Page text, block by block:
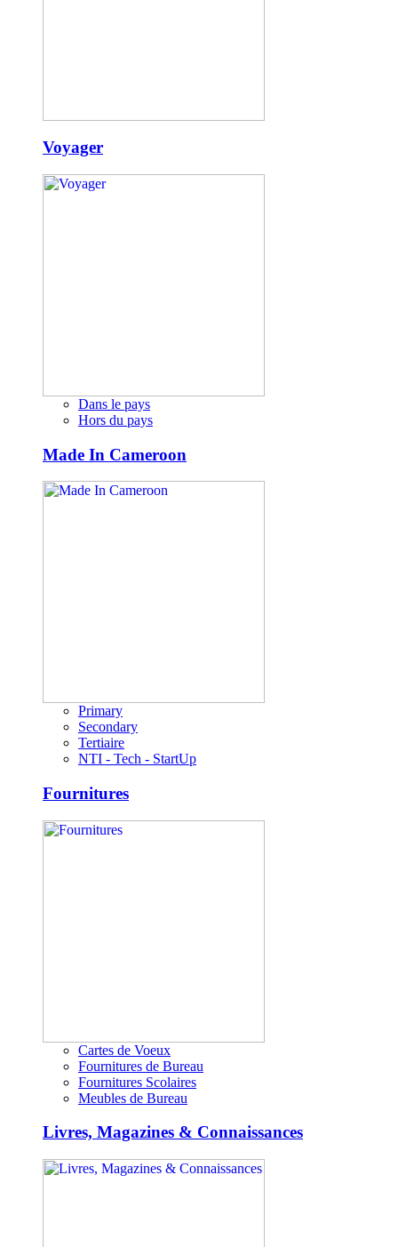
Voyager
Dans le pays
Hors du pays
Made In Cameroon
Primary
Secondary
Tertiaire
NTI - Tech - StartUp
Fournitures
Cartes de Voeux
Fournitures de Bureau
Fournitures Scolaires
Meubles de Bureau
Livres, Magazines & Connaissances